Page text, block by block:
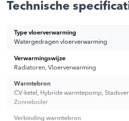
Algoritme voor besturing: TPI of
Communicatie: Bedraad
Controle-uitgang: NO/COM
Beschermingsgraad: IP30
Technische
Type vloerverwarming
Watergedragen vloerverwarming
Verwarmingswijze
Radiatoren, Vloerverwarming
Warmtebron
CV-ketel, Hybride warmtepomp,
Zonneboiler
Verbinding warmtebron